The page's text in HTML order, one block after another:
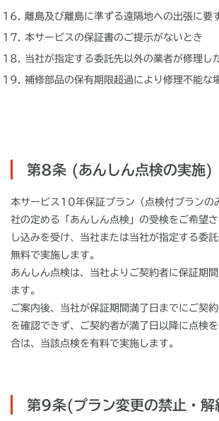
離島及び離島に準ずる遠隔地への出張に要
本サービスの保証書のご提示がないとき
当社が指定する委託先以外の業者が修理し
補修部品の保有期限超過により修理不能な
第8条 (あんしん点検の実施)
本サービス10年保証プラン（点検付プランの
社の定める「あんしん点検」の受検をご希望
し込みを受け、当社または当社が指定する委
無料で実施します。
あんしん点検は、当社よりご契約者に保証期
ます。
ご案内後、当社が保証期間満了日までにご契
を確認できず、ご契約者が満了日以降に点検
合は、当該点検を有料で実施します。
第9条(プラン変更の禁止・解